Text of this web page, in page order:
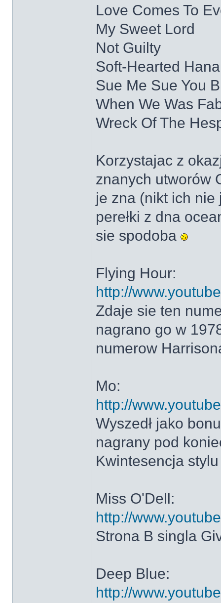
Love Comes To
My Sweet Lord
Not Guilty
Soft-Hearted Hana
Sue Me Sue You
When We Was
Wreck Of The
Korzystajac z
znanych utworów
je zna (nikt ich
perełki z dna
sie spodoba
Flying Hour:
http://
Zdaje sie ten
nagrano go w
numerow
Mo:
http://
Wyszedł jako
nagrany pod
Kwintesencja
Miss O'Dell:
http://
Strona B singla
Deep Blue:
http://